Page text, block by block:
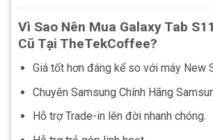
Vì Sao Nên Mua Galaxy Tab
Cũ Tại TheTekCoffee?
Giá tốt hơn đáng kể so với máy New
Chuyên Samsung Chính Hãng
Hỗ trợ Trade-in lên đời nhanh chóng.